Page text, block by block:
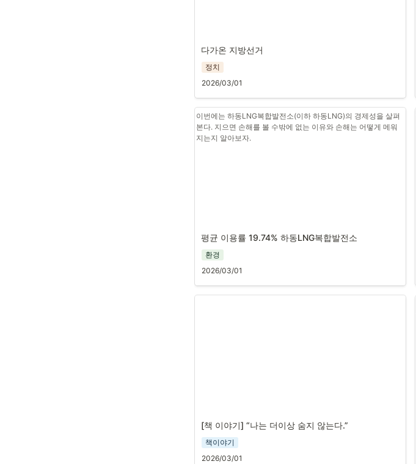
다가온 지방선거
정치
2026/03/01
이번에는 하동LNG복합발전소(이하 하동LNG)의 경제성을 살펴
본다. 지으면 손해를 볼 수밖에 없는 이유와 손해는 어떻게 메워
지는지 알아보자.
평균 이용률 19.74% 하동LNG복합발전소
환경
2026/03/01
[책 이야기] “나는 더이상 숨지 않는다.”
책이야기
2026/03/01